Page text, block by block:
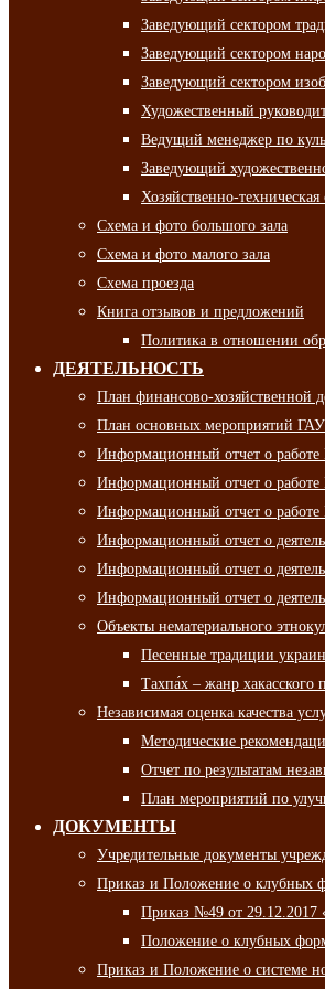
Заведующий сектором
Заведующий сектором
Заведующий сектором
Художественный
Ведущий менеджер по
Заведующий
Хозяйственно-техническая
Схема и фото большого зала
Схема и фото малого зала
Схема проезда
Книга отзывов и предложений
Политика в отношении
ДЕЯТЕЛЬНОСТЬ
План финансово-
План основных мероприятий
Информационный отчет о
Информационный отчет о
Информационный отчет о
Информационный отчет о
Информационный отчет о
Информационный отчет о
Объекты нематериального
Песенные традиции
Тахпа́х – жанр хакасского
Независимая оценка качества
Методические
Отчет по результатам
План мероприятий по
ДОКУМЕНТЫ
Учредительные документы
Приказ и Положение о
Приказ №49 от 29.12.2017
Положение о клубных
Приказ и Положение о системе